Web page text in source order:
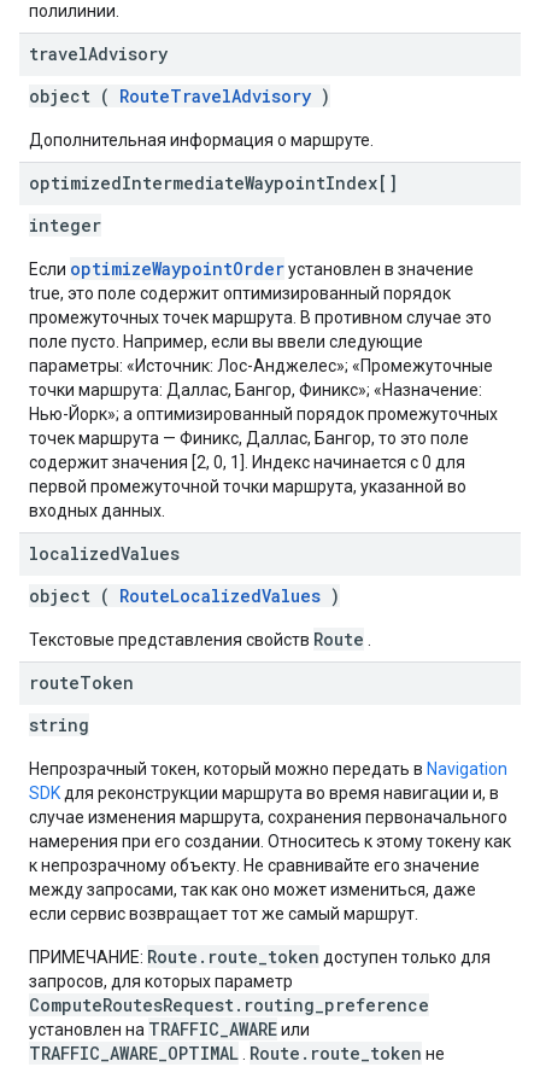
полилинии.
travelAdvisory
object ( RouteTravelAdvisory )
Дополнительная информация о маршруте.
optimizedIntermediateWaypointIndex[]
integer
Если optimizeWaypointOrderустановлен в значение
true, это поле содержит оптимизированный порядок
промежуточных точек маршрута. В противном случае это
поле пусто. Например, если вы ввели следующие
параметры: «Источник: Лос-Анджелес»; «Промежуточные
точки маршрута: Даллас, Бангор, Финикс»; «Назначение:
Нью-Йорк»; а оптимизированный порядок промежуточных
точек маршрута — Финикс, Даллас, Бангор, то это поле
содержит значения [2, 0, 1]. Индекс начинается с 0 для
первой промежуточной точки маршрута, указанной во
входных данных.
localizedValues
object ( RouteLocalizedValues )
Текстовые представления свойств Route
routeToken
string
Непрозрачный токен, который можно передать в Navigation
SDK для реконструкции маршрута во время навигации и, в
случае изменения маршрута, сохранения первоначального
намерения при его создании. Относитесь к этому токену как
к непрозрачному объекту. Не сравнивайте его значение
между запросами, так как оно может измениться, даже
если сервис возвращает тот же самый маршрут.
ПРИМЕЧАНИЕ: Route.route_token доступен только для
запросов, для которых параметр
ComputeRoutesRequest.routing_preference
установлен на TRAFFIC_AWAREили
TRAFFIC_AWARE_OPTIMAL Route.route_token не